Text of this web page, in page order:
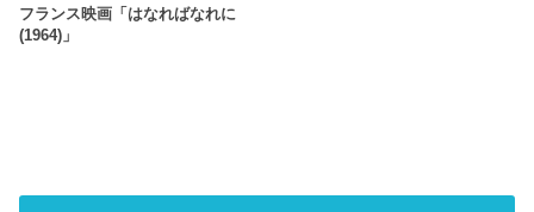
フランス映画「はなればなれに
(1964)」